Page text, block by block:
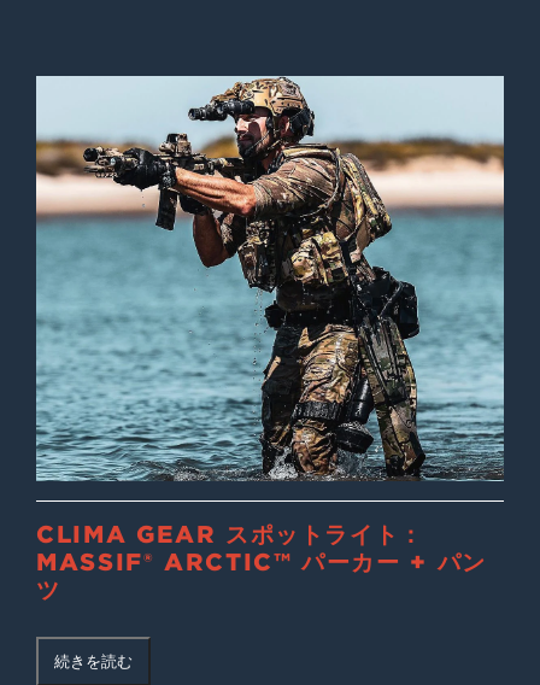
CLIMA GEAR スポットライト：
MASSIF® ARCTIC™ パーカー + パン
ツ
続きを読む